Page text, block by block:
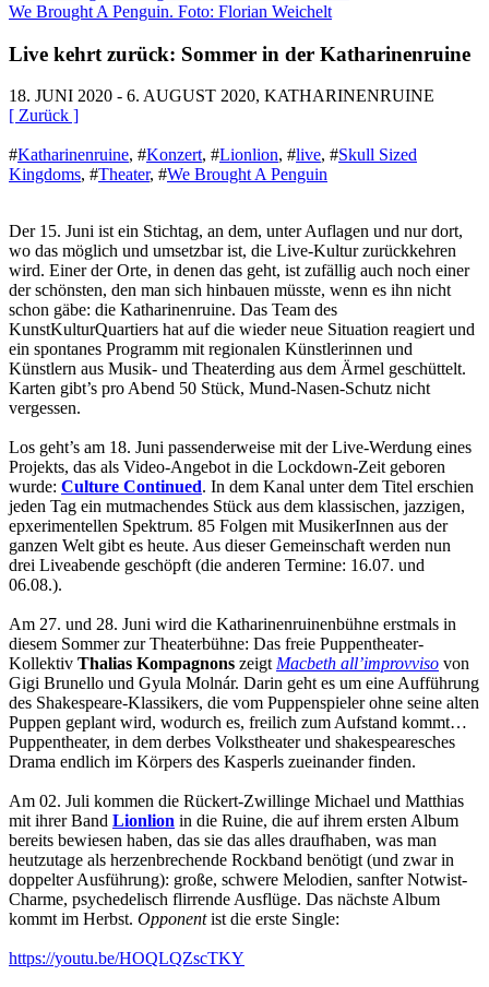
We Brought A Penguin. Foto: Florian Weichelt
Live kehrt zurück: Sommer in der Katharinenruine
18. JUNI 2020 - 6. AUGUST 2020, KATHARINENRUINE
[ Zurück ]
#Katharinenruine, #Konzert, #Lionlion, #live, #Skull Sized
Kingdoms, #Theater, #We Brought A Penguin
Der 15. Juni ist ein Stichtag, an dem, unter Auflagen und nur dort,
wo das möglich und umsetzbar ist, die Live-Kultur zurückkehren
wird. Einer der Orte, in denen das geht, ist zufällig auch noch einer
der schönsten, den man sich hinbauen müsste, wenn es ihn nicht
schon gäbe: die Katharinenruine. Das Team des
KunstKulturQuartiers hat auf die wieder neue Situation reagiert und
ein spontanes Programm mit regionalen Künstlerinnen und
Künstlern aus Musik- und Theaterding aus dem Ärmel geschüttelt.
Karten gibt’s pro Abend 50 Stück, Mund-Nasen-Schutz nicht
vergessen.
Los geht’s am 18. Juni passenderweise mit der Live-Werdung eines
Projekts, das als Video-Angebot in die Lockdown-Zeit geboren
wurde: Culture Continued. In dem Kanal unter dem Titel erschien
jeden Tag ein mutmachendes Stück aus dem klassischen, jazzigen,
epxerimentellen Spektrum. 85 Folgen mit MusikerInnen aus der
ganzen Welt gibt es heute. Aus dieser Gemeinschaft werden nun
drei Liveabende geschöpft (die anderen Termine: 16.07. und
06.08.).
Am 27. und 28. Juni wird die Katharinenruinenbühne erstmals in
diesem Sommer zur Theaterbühne: Das freie Puppentheater-
Kollektiv Thalias Kompagnons zeigt Macbeth all’improvviso von
Gigi Brunello und Gyula Molnár. Darin geht es um eine Aufführung
des Shakespeare-Klassikers, die vom Puppenspieler ohne seine alten
Puppen geplant wird, wodurch es, freilich zum Aufstand kommt…
Puppentheater, in dem derbes Volkstheater und shakespearesches
Drama endlich im Körpers des Kasperls zueinander finden.
Am 02. Juli kommen die Rückert-Zwillinge Michael und Matthias
mit ihrer Band Lionlion in die Ruine, die auf ihrem ersten Album
bereits bewiesen haben, das sie das alles draufhaben, was man
heutzutage als herzenbrechende Rockband benötigt (und zwar in
doppelter Ausführung): große, schwere Melodien, sanfter Notwist-
Charme, psychedelisch flirrende Ausflüge. Das nächste Album
kommt im Herbst. Opponentist die erste Single:
https://youtu.be/HOQLQZscTKY